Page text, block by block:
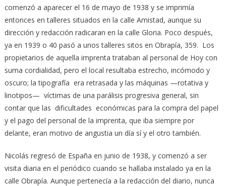
comenzó a aparecer el 16 de mayo de 1938 y se imprimía
entonces en talleres situados en la calle Amistad, aunque su
dirección y redacción radicaran en la calle Gloria. Poco después,
ya en 1939 o 40 pasó a unos talleres sitos en Obrapía, 359. Los
propietarios de aquella imprenta trataban al personal de Hoy con
suma cordialidad, pero el local resultaba estrecho, incómodo y
oscuro; la tipografía era retrasada y las máquinas —rotativa y
linotipos— víctimas de una parálisis progresiva general, sin
contar que las dificultades económicas para la compra del papel
y el pago del personal de la imprenta, que iba siempre por
delante, eran motivo de angustia un día sí y el otro también.
Nicolás regresó de España en junio de 1938, y comenzó a ser
visita diaria en el periódico cuando se hallaba instalado ya en la
calle Obrapía. Aunque pertenecía a la redacción del diario, nunca